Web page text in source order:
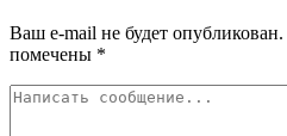
Ваш e-mail не будет опубликован.
помечены *